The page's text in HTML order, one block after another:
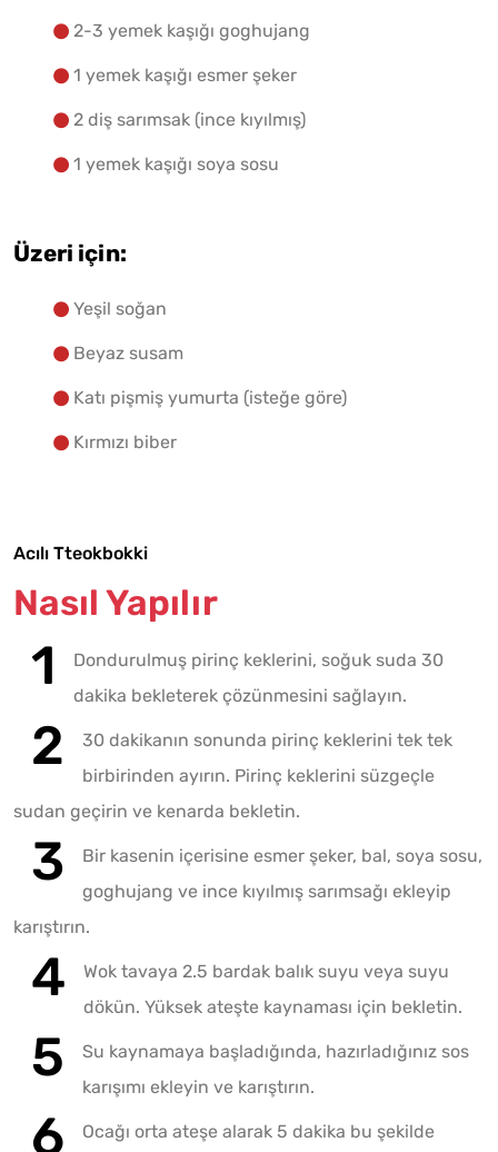
2-3 yemek kaşığı goghujang
1 yemek kaşığı esmer şeker
2 diş sarımsak (ince kıyılmış)
1 yemek kaşığı soya sosu
Üzeri için:
Yeşil soğan
Beyaz susam
Katı pişmiş yumurta (isteğe göre)
Kırmızı biber
Acılı Tteokbokki
Nasıl Yapılır
Dondurulmuş pirinç keklerini, soğuk suda 30
dakika bekleterek çözünmesini sağlayın.
30 dakikanın sonunda pirinç keklerini tek tek
birbirinden ayırın. Pirinç keklerini süzgeçle
sudan geçirin ve kenarda bekletin.
Bir kasenin içerisine esmer şeker, bal, soya sosu,
goghujang ve ince kıyılmış sarımsağı ekleyip
karıştırın.
Wok tavaya 2.5 bardak balık suyu veya suyu
dökün. Yüksek ateşte kaynaması için bekletin.
Su kaynamaya başladığında, hazırladığınız sos
karışımı ekleyin ve karıştırın.
Ocağı orta ateşe alarak 5 dakika bu şekilde